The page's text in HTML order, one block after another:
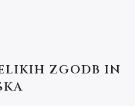
ZGODB IN